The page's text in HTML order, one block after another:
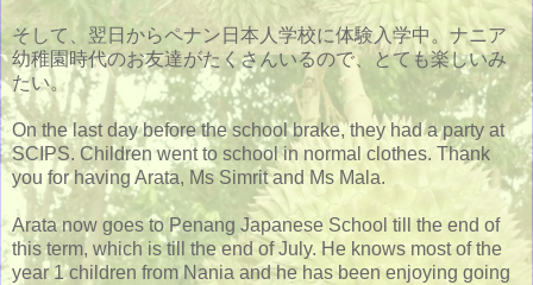
そして、翌日からペナン日本人学校に体験入学中。ナニア
幼稚園時代のお友達がたくさんいるので、とても楽しいみ
たい。
On the last day before the school brake, they had a party at
SCIPS. Children went to school in normal clothes. Thank
you for having Arata, Ms Simrit and Ms Mala.
Arata now goes to Penang Japanese School till the end of
this term, which is till the end of July. He knows most of the
year 1 children from Nania and he has been enjoying going